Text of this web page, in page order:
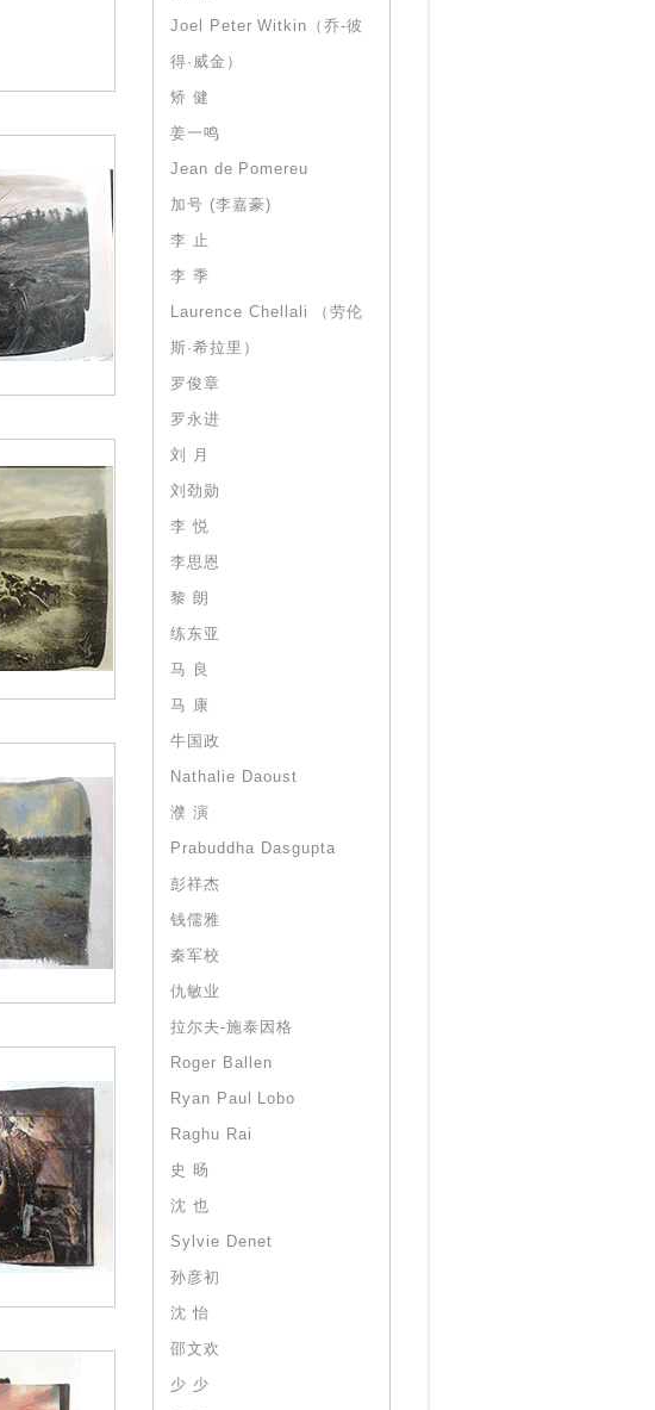
Joel Peter Witkin（乔-彼
得·威金）
矫 健
姜一鸣
Jean de Pomereu
加号 (李嘉豪)
李 止
李 季
Laurence Chellali （劳伦
斯·希拉里）
罗俊章
罗永进
刘 月
刘劲勋
李 悦
李思恩
黎 朗
练东亚
马 良
马 康
牛国政
Nathalie Daoust
濮 演
Prabuddha Dasgupta
彭祥杰
钱儒雅
秦军校
仇敏业
拉尔夫-施泰因格
Roger Ballen
Ryan Paul Lobo
Raghu Rai
史 旸
沈 也
Sylvie Denet
孙彦初
沈 怡
邵文欢
少 少